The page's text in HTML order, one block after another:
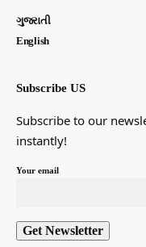
ગુજરાતી
English
Subscribe US
Subscribe to our
instantly!
Your email